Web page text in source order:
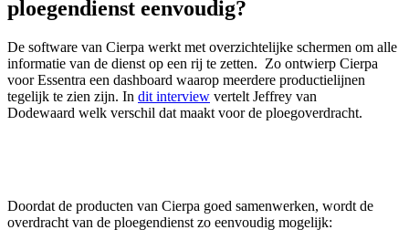
ploegendienst eenvoudig?
De software van Cierpa werkt met overzichtelijke schermen om alle
informatie van de dienst op een rij te zetten. Zo ontwierp Cierpa
voor Essentra een dashboard waarop meerdere productielijnen
tegelijk te zien zijn. In dit interview vertelt Jeffrey van
Dodewaard welk verschil dat maakt voor de ploegoverdracht.
Doordat de producten van Cierpa goed samenwerken, wordt de
overdracht van de ploegendienst zo eenvoudig mogelijk: